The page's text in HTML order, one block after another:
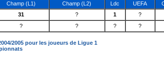
Champ (L1)
Champ (L2) Ldc UEFA
31 ? 1 ?
? ? ? ?
2005 pour les joueurs de Ligue 1